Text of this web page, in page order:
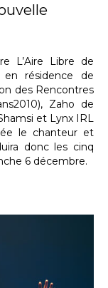
L’Aire Libre de
en résidence de
des Rencontres
Zaho de
et Lynx IRL
le chanteur et
donc les cinq
6 décembre.